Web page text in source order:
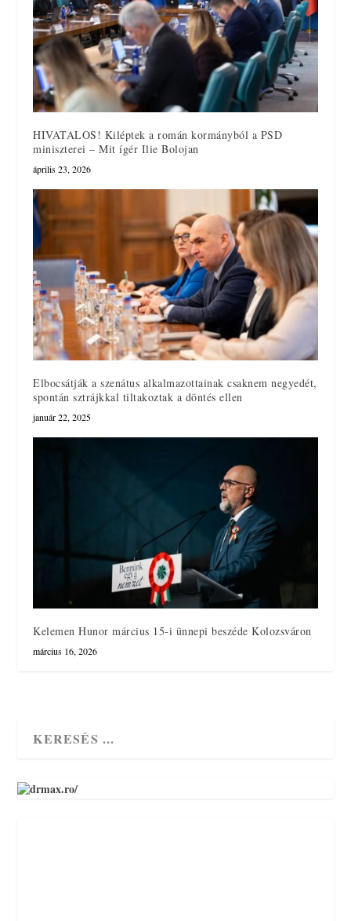
HIVATALOS! Kiléptek a román kormányból a PSD
miniszterei – Mit ígér Ilie Bolojan
április 23, 2026
Elbocsátják a szenátus alkalmazottainak csaknem negyedét,
spontán sztrájkkal tiltakoztak a döntés ellen
január 22, 2025
Kelemen Hunor március 15-i ünnepi beszéde Kolozsváron
március 16, 2026